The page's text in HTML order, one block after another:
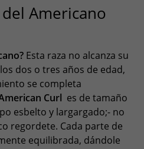
Americano
Esta raza no alcanza su
dos o tres años de edad,
se completa
Curl es de tamaño
esbelto y largargado;- no
regordete. Cada parte de
equilibrada, dándole